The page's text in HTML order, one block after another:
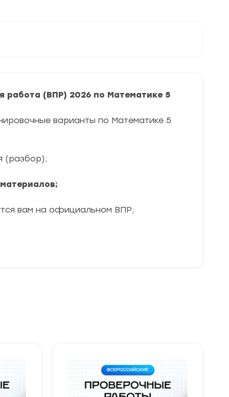
работа (ВПР) 2026 по Математике 5
варианты по Математике 5
(разбор);
вам на официальном ВПР;